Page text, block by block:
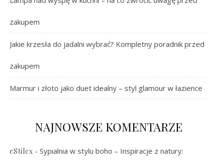
zakupem
Jakie krzesła do jadalni wybrać? Kompletny poradnik przed
zakupem
Marmur i złoto jako duet idealny – styl glamour w łazience
NAJNOWSZE KOMENTARZE
eStilex - Sypialnia w stylu boho – Inspiracje z natury: